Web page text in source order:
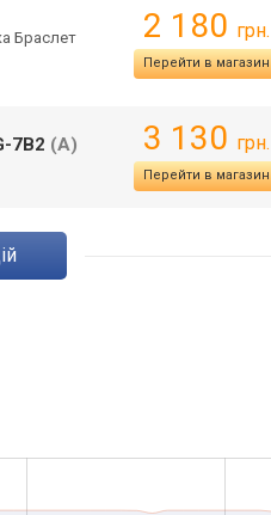
Браслет
2 180 грн.
Перейти в магазин
7B2 (A) 3 130 грн.
Перейти в магазин